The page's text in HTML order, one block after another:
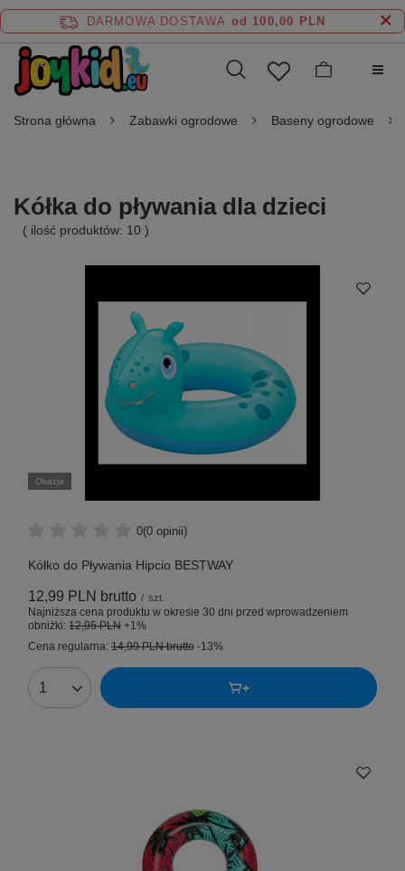
DARMOWA DOSTAWA od 100,00 PLN
Strona główna Zabawki ogrodowe Baseny ogrodowe
Kółka do pływania dla dzieci
( ilość produktów: 10 )
Okazja
0(0 opinii)
Kółko do Pływania Hipcio BESTWAY
12,99 PLN brutto / szt.
Najniższa cena produktu w okresie 30 dni przed wprowadzeniem
obniżki: 12,95 PLN +1%
Cena regularna: 14,99 PLNbrutto -13%